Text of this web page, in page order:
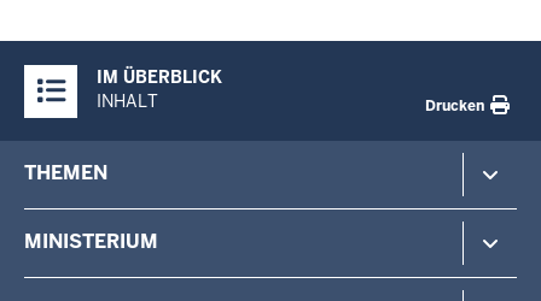
Inhalte
IM ÜBERBLICK
INHALT
Drucken
menu
THEMEN
MINISTERIUM